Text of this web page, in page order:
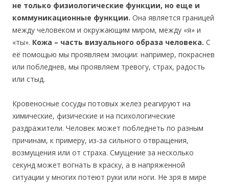
не только физиологические функции, но еще и
коммуникационные функции. Она является границей
между человеком и окружающим миром, между «я» и
«ты». Кожа – часть визуального образа человека. С
её помощью мы проявляем эмоции: например, покраснев
или побледнев, мы проявляем тревогу, страх, радость
или стыд.
Кровеносные сосуды потовых желез реагируют на
химические, физические и на психологические
раздражители. Человек может побледнеть по разным
причинам, к примеру, из-за сильного отвращения,
возмущения или от страха. Смущение за несколько
секунд может вогнать в краску, а в напряженной
ситуации у многих потеют руки или ноги. Не зря в мире